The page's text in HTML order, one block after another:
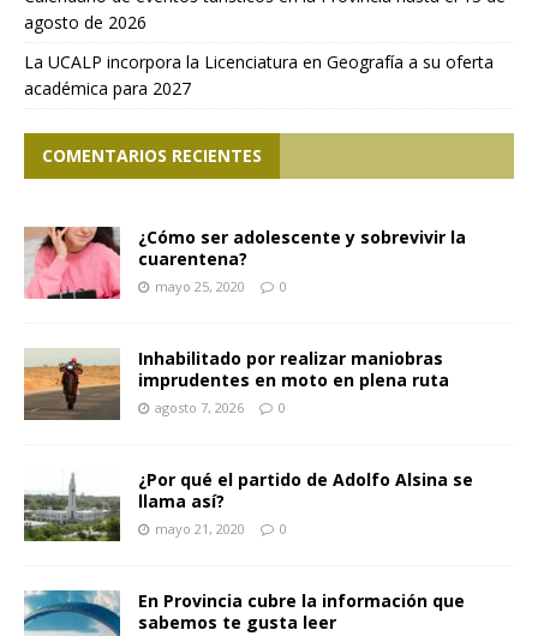
agosto de 2026
La UCALP incorpora la Licenciatura en Geografía a su oferta
académica para 2027
COMENTARIOS RECIENTES
¿Cómo ser adolescente y sobrevivir la
cuarentena?
mayo 25, 2020 0
Inhabilitado por realizar maniobras
imprudentes en moto en plena ruta
agosto 7, 2026 0
¿Por qué el partido de Adolfo Alsina se
llama así?
mayo 21, 2020 0
En Provincia cubre la información que
sabemos te gusta leer